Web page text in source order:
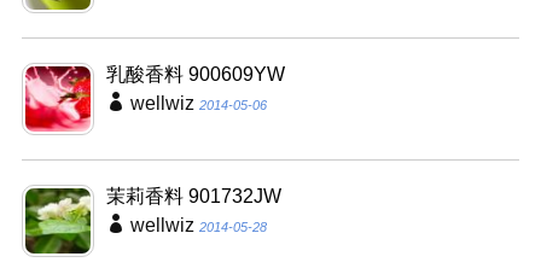
乳酸香料 900609YW
wellwiz 2014-05-06
茉莉香料 901732JW
wellwiz 2014-05-28